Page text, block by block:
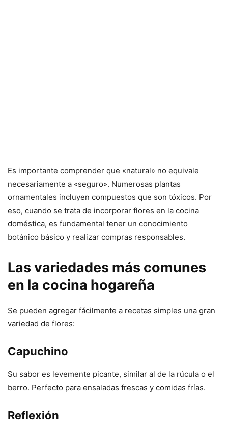
Es importante comprender que «natural» no equivale
necesariamente a «seguro». Numerosas plantas
ornamentales incluyen compuestos que son tóxicos. Por
eso, cuando se trata de incorporar flores en la cocina
doméstica, es fundamental tener un conocimiento
botánico básico y realizar compras responsables.
Las variedades más comunes
en la cocina hogareña
Se pueden agregar fácilmente a recetas simples una gran
variedad de flores:
Capuchino
Su sabor es levemente picante, similar al de la rúcula o el
berro. Perfecto para ensaladas frescas y comidas frías.
Reflexión